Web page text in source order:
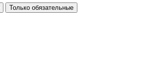
Только обязательные